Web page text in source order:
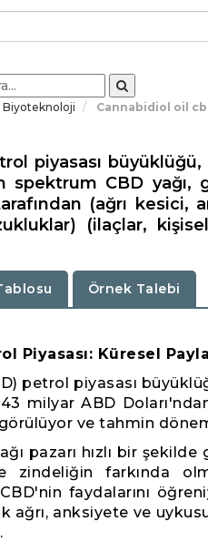
Biyoteknoloji Cannabidiol oil
piyasası
CBD yağı,
(ağrı
(ilaçlar,
Örnek Talebi
Piyasası: Küresel
petrol piyasası
milyar ABD
ve tahmin
pazarı hızlı bir
zindeliğin farkında
faydalarını
ağrı, anksiyete ve